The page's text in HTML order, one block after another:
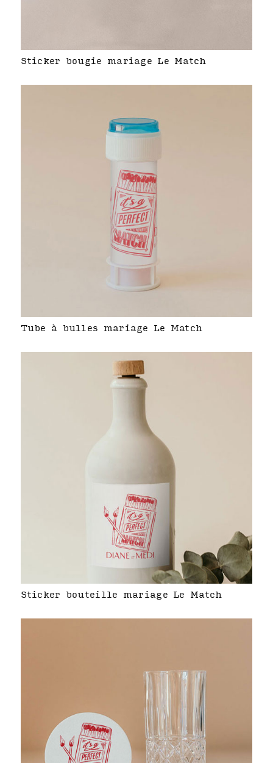
Sticker bougie mariage Le Match
Tube à bulles mariage Le Match
Sticker bouteille mariage Le Match